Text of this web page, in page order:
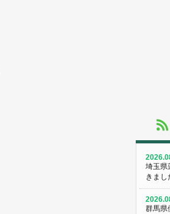
埼玉県
きまし
群馬県